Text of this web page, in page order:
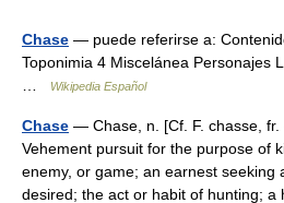
Chase — puede referirse a:
Toponimia 4 Miscelánea Personajes
Wikipedia Español
Chase — Chase, n. [Cf. F. chasse, fr.
Vehement pursuit for the purpose of
enemy, or game; an earnest seeking
desired; the act or habit of hunting;